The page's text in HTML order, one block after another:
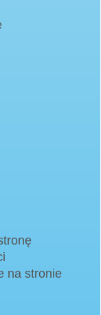
na stronie